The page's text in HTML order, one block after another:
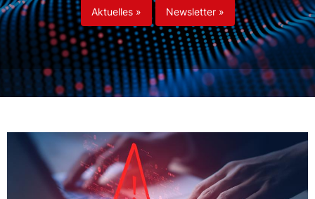
Aktuelles » Newsletter »